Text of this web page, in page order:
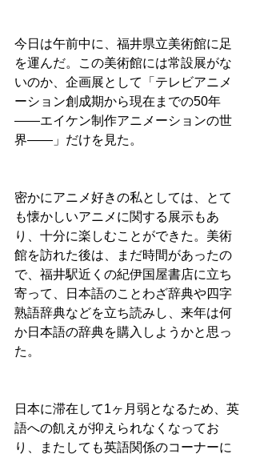
今日は午前中に、福井県立美術館に足
を運んだ。この美術館には常設展がな
いのか、企画展として「テレビアニメ
ーション創成期から現在までの50年
——エイケン制作アニメーションの世
界——」だけを見た。
密かにアニメ好きの私としては、とて
も懐かしいアニメに関する展示もあ
り、十分に楽しむことができた。美術
館を訪れた後は、まだ時間があったの
で、福井駅近くの紀伊国屋書店に立ち
寄って、日本語のことわざ辞典や四字
熟語辞典などを立ち読みし、来年は何
か日本語の辞典を購入しようかと思っ
た。
日本に滞在して1ヶ月弱となるため、英
語への飢えが抑えられなくなってお
り、またしても英語関係のコーナーに